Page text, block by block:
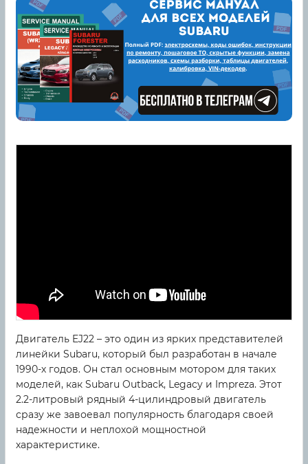
Двигатель EJ22 – это один из ярких представителей
линейки Subaru, который был разработан в начале
1990-х годов. Он стал основным мотором для таких
моделей, как Subaru Outback, Legacy и Impreza. Этот
2.2-литровый рядный 4-цилиндровый двигатель
сразу же завоевал популярность благодаря своей
надежности и неплохой мощностной
характеристике.